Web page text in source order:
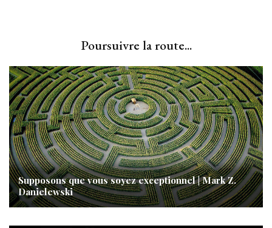
Poursuivre la route...
Supposons que vous soyez exceptionnel | Mark Z.
Danielewski